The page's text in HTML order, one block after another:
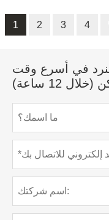
1 2 3 4
في أسرع وقت
12 ساعة)